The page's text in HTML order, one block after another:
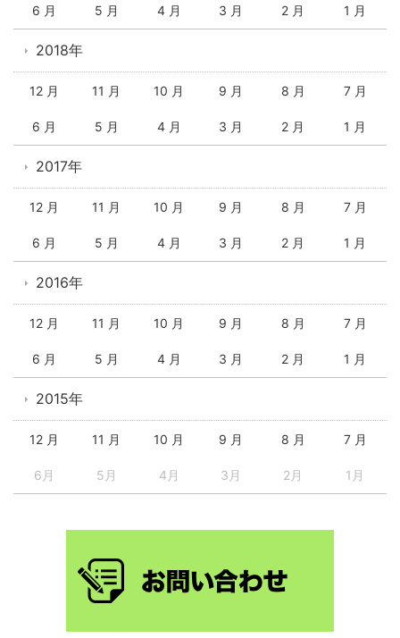
6 月 5 月 4 月 3 月 2 月 1 月
2018年
12 月 11 月 10 月 9 月 8 月 7 月
6 月 5 月 4 月 3 月 2 月 1 月
2017年
12 月 11 月 10 月 9 月 8 月 7 月
6 月 5 月 4 月 3 月 2 月 1 月
2016年
12 月 11 月 10 月 9 月 8 月 7 月
6 月 5 月 4 月 3 月 2 月 1 月
2015年
12 月 11 月 10 月 9 月 8 月 7 月
6月 5月 4月 3月 2月 1月